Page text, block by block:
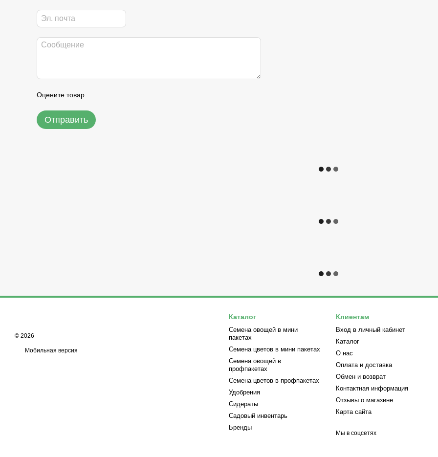
Оцените товар
Отправить
© 2026
Мобильная версия
Каталог
Семена овощей в мини
пакетах
Семена цветов в мини пакетах
Семена овощей в
профпакетах
Семена цветов в профпакетах
Удобрения
Сидераты
Садовый инвентарь
Бренды
Клиентам
Вход в личный кабинет
Каталог
О нас
Оплата и доставка
Обмен и возврат
Контактная информация
Отзывы о магазине
Карта сайта
Мы в соцсетях